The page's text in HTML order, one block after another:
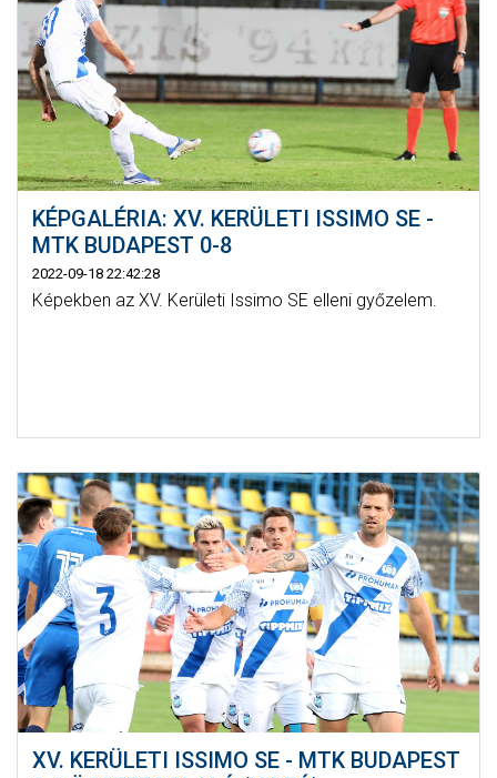
KÉPGALÉRIA: XV. KERÜLETI ISSIMO SE -
MTK BUDAPEST 0-8
2022-09-18 22:42:28
Képekben az XV. Kerületi Issimo SE elleni győzelem.
XV. KERÜLETI ISSIMO SE - MTK BUDAPEST